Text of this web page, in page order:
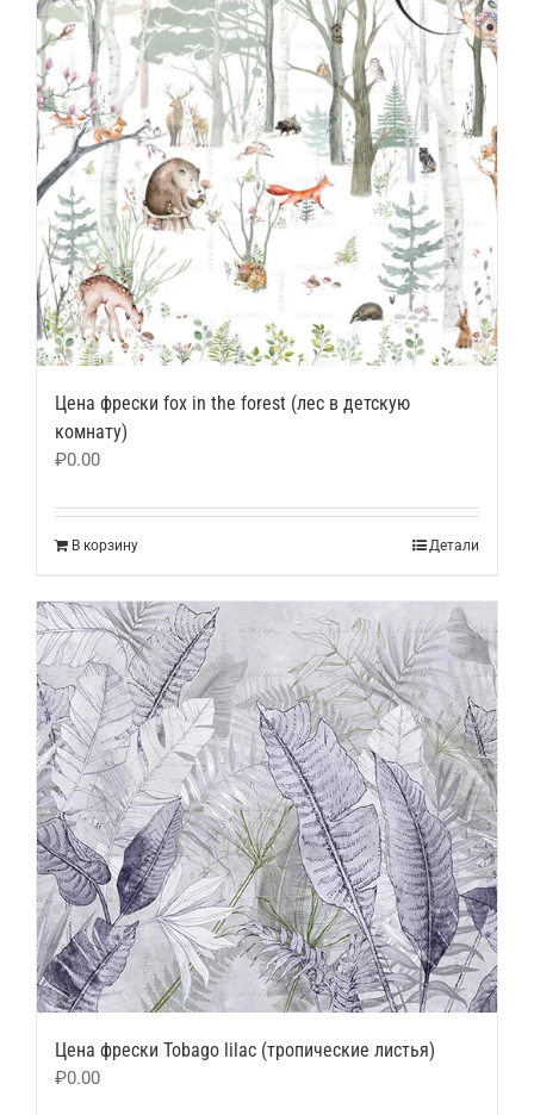
Цена фрески fox in the forest (лес в детскую
комнату)
₽0.00
В корзину Детали
Цена фрески Tobago lilac (тропические листья)
₽0.00